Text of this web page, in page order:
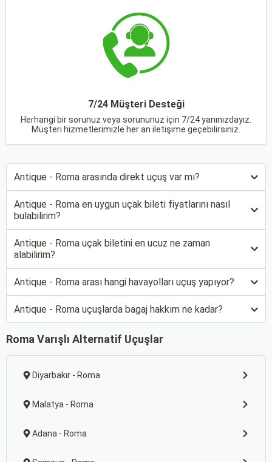
7/24 Müşteri Desteği
Herhangi bir sorunuz veya sorununuz için 7/24 yanınızdayız.
Müşteri hizmetlerimizle her an iletişime geçebilirsiniz.
Antique - Roma arasında direkt uçuş var mı?
Antique - Roma en uygun uçak bileti fiyatlarını nasıl
bulabilirim?
Antique - Roma uçak biletini en ucuz ne zaman
alabilirim?
Antique - Roma arası hangi havayolları uçuş yapıyor?
Antique - Roma uçuşlarda bagaj hakkım ne kadar?
Roma Varışlı Alternatif Uçuşlar
Diyarbakır - Roma
Malatya - Roma
Adana - Roma